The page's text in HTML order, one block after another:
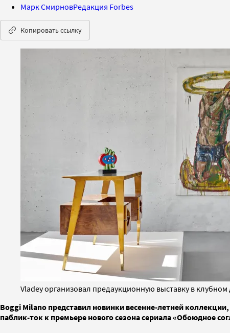
Марк СмирновРедакция Forbes
Копировать ссылку
Vladey организовал предаукционную выставку в клубном
Boggi Milano представил новинки весенне-летней
паблик-ток к премьере нового сезона сериала «Обоюдное